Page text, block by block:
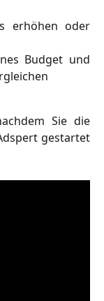
erhöhen oder
Budget und
Sie die
gestartet